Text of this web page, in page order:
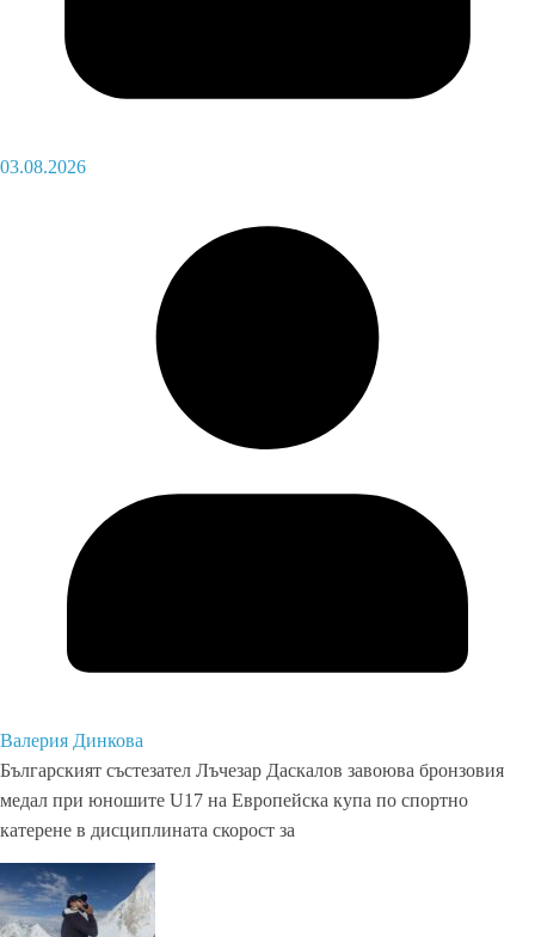
03.08.2026
Валерия Динкова
Българският състезател Лъчезар Даскалов завоюва бронзовия
медал при юношите U17 на Европейска купа по спортно
катерене в дисциплината скорост за